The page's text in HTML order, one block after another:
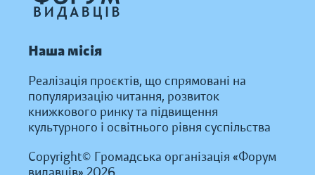
Наша місія
Реалізація проєктів, що спрямовані на
популяризацію читання, розвиток
книжкового ринку та підвищення
культурного і освітнього рівня суспільства
Copyright© Громадська організація «Форум